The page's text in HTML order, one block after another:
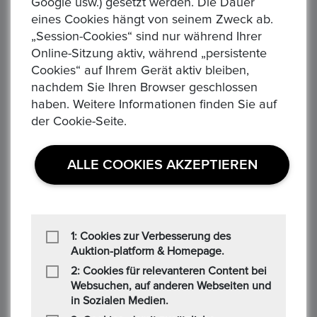
DEUTSCHES KAISERREICH. PREUSSEN, Wilhelm II.,
1888-1918. 10 Mark 1906 A. 3,58 gr. Feingold
Alle Gebote:1
Höchstbietender :M*****n
900/1.000 Gold Feingewicht: 3,58g Erhaltung: sehr schön ...
Google usw.) gesetzt werden. Die Dauer
eines Cookies hängt von seinem Zweck ab.
„Session-Cookies“ sind nur während Ihrer
Online-Sitzung aktiv, während „persistente
Cookies“ auf Ihrem Gerät aktiv bleiben,
nachdem Sie Ihren Browser geschlossen
haben. Weitere Informationen finden Sie auf
der Cookie-Seite.
ALLE COOKIES AKZEPTIEREN
1: Cookies zur Verbesserung des
Auktion-platform & Homepage.
2: Cookies für relevanteren Content bei
Websuchen, auf anderen Webseiten und
in Sozialen Medien.